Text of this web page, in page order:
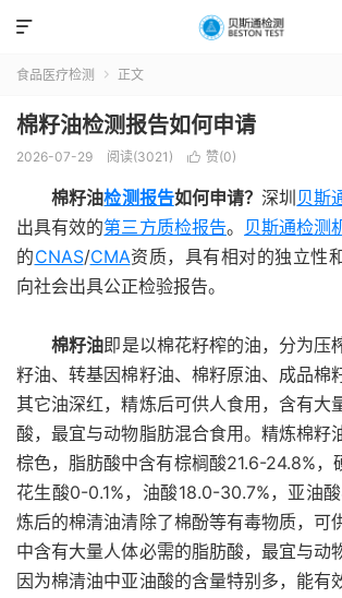

食品医疗检测  正文
棉籽油检测报告如何申请
2026-07-29 阅读(3021)  赞(0)
棉籽油检测报告如何申请？深圳 贝斯
出具有效的第三方质检报告。 贝斯通检测
的CNAS/CMA资质，具有相对的独立性
向社会出具公正检验报告。
棉籽油即是以棉花籽榨的油，分为压
籽油、转基因棉籽油、棉籽原油、成品棉
其它油深红，精炼后可供人食用，含有大
酸，最宜与动物脂肪混合食用。精炼棉籽
棕色，脂肪酸中含有棕榈酸21.6-24.8%，
花生酸0-0.1%，油酸18.0-30.7%，亚油
炼后的棉清油清除了棉酚等有毒物质，可
中含有大量人体必需的脂肪酸，最宜与动
因为棉清油中亚油酸的含量特别多，能有